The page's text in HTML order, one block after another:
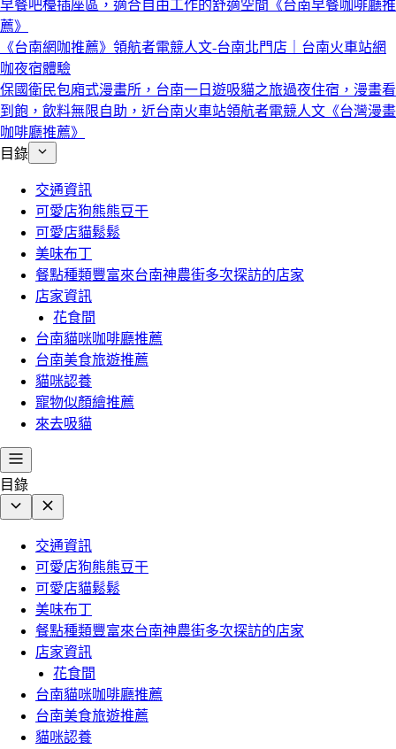
早餐吧檯插座區，適合自由工作的舒適空間《台南早餐咖啡廳推
薦》
《台南網咖推薦》領航者電競人文-台南北門店｜台南火車站網
咖夜宿體驗
保國衛民包廂式漫畫所，台南一日遊吸貓之旅過夜住宿，漫畫看
到飽，飲料無限自助，近台南火車站領航者電競人文《台灣漫畫
咖啡廳推薦》
目錄
交通資訊
可愛店狗熊熊豆干
可愛店貓鬆鬆
美味布丁
餐點種類豐富來台南神農街多次探訪的店家
店家資訊
花食間
台南貓咪咖啡廳推薦
台南美食旅遊推薦
貓咪認養
寵物似顏繪推薦
來去吸貓
目錄
交通資訊
可愛店狗熊熊豆干
可愛店貓鬆鬆
美味布丁
餐點種類豐富來台南神農街多次探訪的店家
店家資訊
花食間
台南貓咪咖啡廳推薦
台南美食旅遊推薦
貓咪認養